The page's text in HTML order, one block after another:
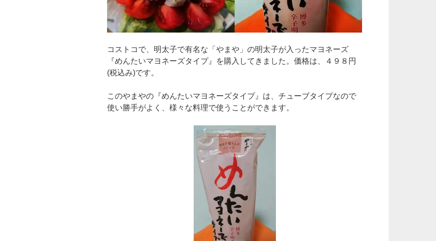
コストコで、明太子で有名な「やまや」の明太子が入ったマヨネーズ
『めんたいマヨネーズタイプ』を購入してきました。価格は、４９８円
(税込み)です。
このやまやの『めんたいマヨネーズタイプ』は、チューブタイプなので
使い勝手がよく、様々な料理で使うことができます。